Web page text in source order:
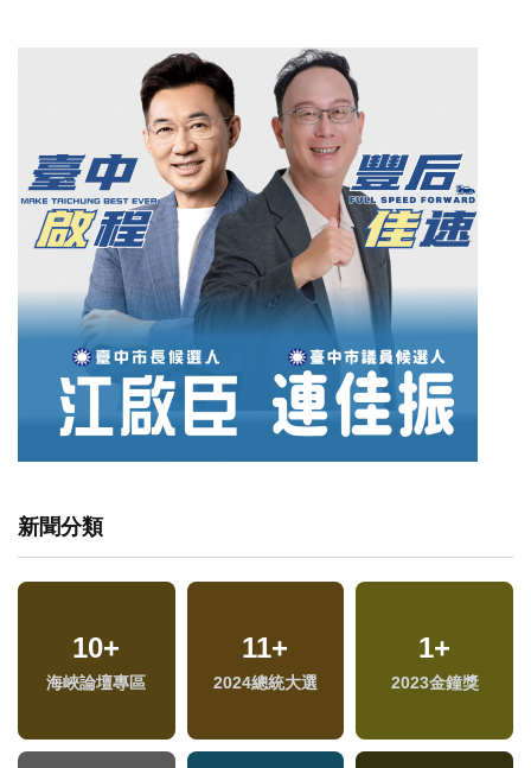
新聞分類
10+
海峽論壇專區
11+
2024總統大選
1+
2023金鐘獎
525+
文教
1+
福建林公信俗文化專
52+
影視